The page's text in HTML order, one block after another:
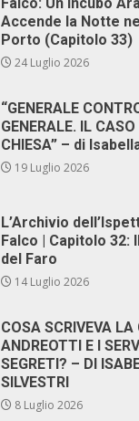
Accende la Notte
Porto (Capitolo 33)
24 Luglio 2026
“GENERALE
GENERALE. IL
CHIESA” – di
19 Luglio 2026
L’Archivio
Falco | Capitolo 32:
del Faro
14 Luglio 2026
COSA SCRIVEVA LA
ANDREOTTI E I
SEGRETI? – DI
SILVESTRI
8 Luglio 2026